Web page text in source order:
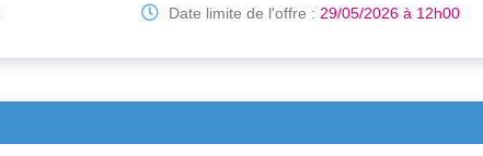
Date limite de l'offre : 29/05/2026 à 12h00